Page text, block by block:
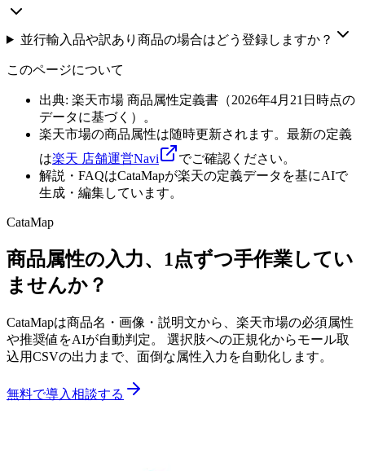
並行輸入品や訳あり商品の場合はどう登録しますか？
このページについて
出典: 楽天市場 商品属性定義書（2026年4月21日 時点の
データに基づく）。
楽天市場の商品属性は随時更新されます。最新の定義
は楽天 店舗運営Navi
でご確認ください。
解説・FAQはCataMapが楽天の定義データを基にAIで
生成・編集しています。
CataMap
商品属性の入力、1点ずつ手作業してい
ませんか？
CataMapは商品名・画像・説明文から、楽天市場の必須属性
や推奨値をAIが自動判定。 選択肢への正規化からモール取
込用CSVの出力まで、面倒な属性入力を自動化します。
無料で導入相談する